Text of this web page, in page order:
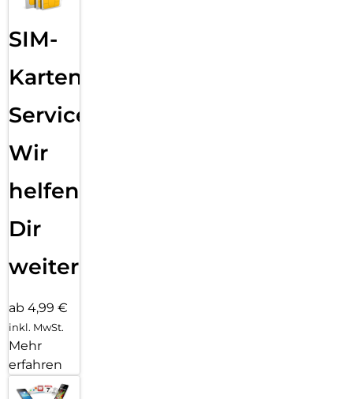
SIM-
Karten
Service:
Wir
helfen
Dir
weiter
ab 4,99 €
inkl. MwSt.
Mehr
erfahren